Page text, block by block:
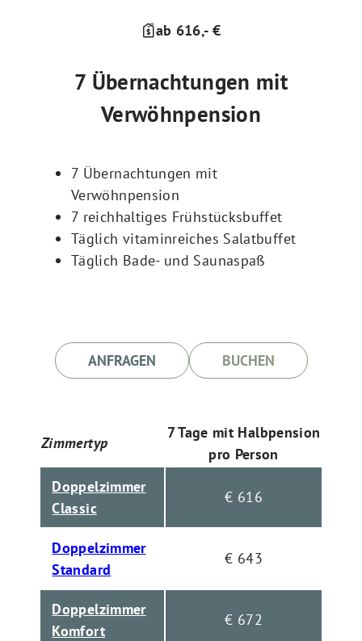
ab 616,- €
7 Übernachtungen mit
Verwöhnpension
7 Übernachtungen mit
Verwöhnpension
7 reichhaltiges Frühstücksbuffet
Täglich vitaminreiches Salatbuffet
Täglich Bade- und Saunaspaß
ANFRAGEN BUCHEN
Zimmertyp
7 Tage mit Halbpension
pro Person
Doppelzimmer
Classic
€ 616
Doppelzimmer
Standard
€ 643
Doppelzimmer
Komfort
€ 672